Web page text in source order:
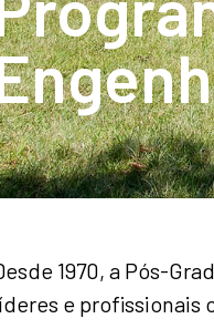
1970, a Pós-
e profissionais